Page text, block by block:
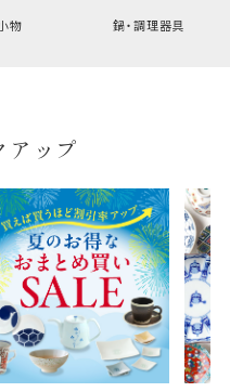
14cm
のをご用意いたしま
品数となります。
商品にはおつけでき
付けできません
物 鍋・調理器具
アップ